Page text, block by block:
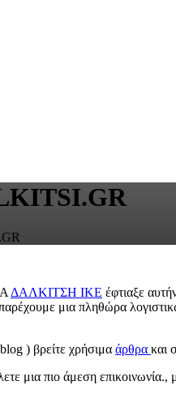
ΔΑΛΚΙΤΣΗ ΙΚΕ έφτιαξε
μια πληθώρα
) βρείτε χρήσιμα άρθρα και
μια πιο άμεση